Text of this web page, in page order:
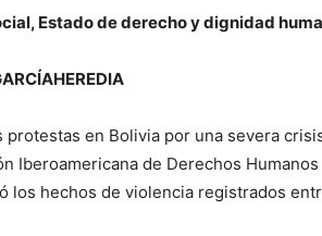
Estado de derecho y dignidad
protestas en Bolivia por una severa
Iberoamericana de Derechos
los hechos de violencia registrados